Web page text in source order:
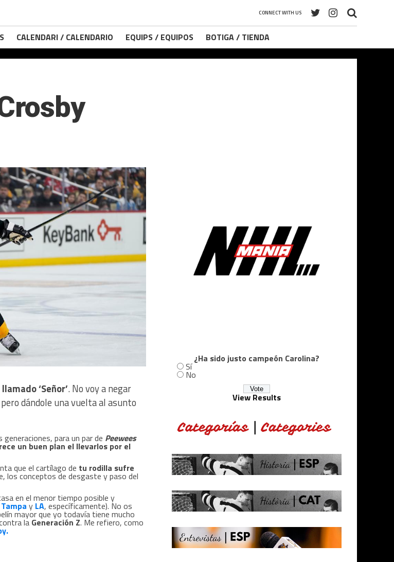
CONNECT WITH US
CALENDARI / CALENDARIO EQUIPS / EQUIPOS BOTIGA / TIENDA
‘Señor’. No voy a negar
dándole una vuelta al asunto
generaciones, para un par de Peewees
un buen plan el llevarlos por el
que el cartílago de tu rodilla sufre
los conceptos de desgaste y paso del
en el menor tiempo posible y
Tampa y LA, específicamente). No os
mayor que yo todavía tiene mucho
la Generación Z. Me refiero, como
¿Ha sido justo campeón Carolina?
Sí
No
View Results